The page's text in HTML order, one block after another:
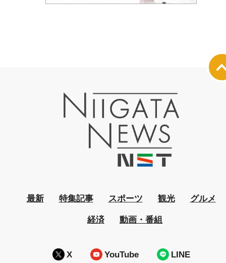
最新 特集記事 スポーツ 観光 グルメ
経済 動画・番組
X YouTube LINE